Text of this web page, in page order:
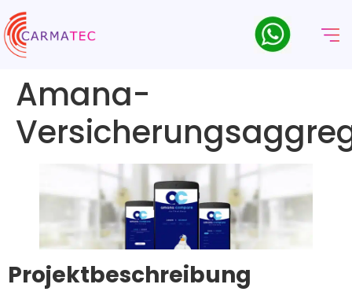
Amana-
Projektbeschreibung